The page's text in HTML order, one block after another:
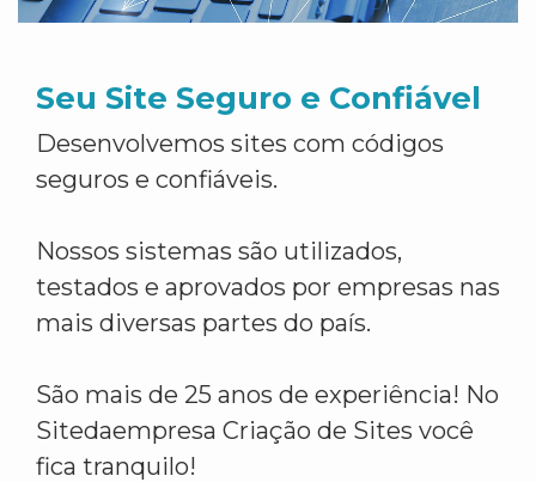
Seu Site Seguro e Confiável
Desenvolvemos sites com códigos
seguros e confiáveis.
Nossos sistemas são utilizados,
testados e aprovados por empresas nas
mais diversas partes do país.
São mais de 25 anos de experiência! No
Sitedaempresa Criação de Sites você
fica tranquilo!